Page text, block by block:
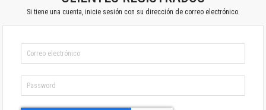
Si tiene una cuenta, inicie sesión con su dirección de correo electrónico.